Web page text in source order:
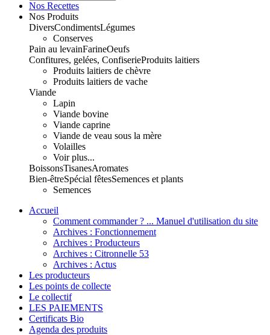
Nos Recettes
Nos Produits
DiversCondimentsLégumes
Conserves
Pain au levainFarineOeufs
Confitures, gelées, ConfiserieProduits laitiers
Produits laitiers de chèvre
Produits laitiers de vache
Viande
Lapin
Viande bovine
Viande caprine
Viande de veau sous la mère
Volailles
Voir plus...
BoissonsTisanesAromates
Bien-êtreSpécial fêtesSemences et plants
Semences
Accueil
Comment commander ? ... Manuel d'utilisation du site
Archives : Fonctionnement
Archives : Producteurs
Archives : Citronnelle 53
Archives : Actus
Les producteurs
Les points de collecte
Le collectif
LES PAIEMENTS
Certificats Bio
Agenda des produits